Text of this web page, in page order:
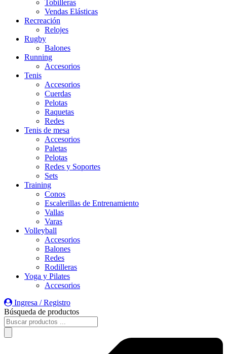
Tobilleras
Vendas Elásticas
Recreación
Relojes
Rugby
Balones
Running
Accesorios
Tenis
Accesorios
Cuerdas
Pelotas
Raquetas
Redes
Tenis de mesa
Accesorios
Paletas
Pelotas
Redes y Soportes
Sets
Training
Conos
Escalerillas de Entrenamiento
Vallas
Varas
Volleyball
Accesorios
Balones
Redes
Rodilleras
Yoga y Pilates
Accesorios
Ingresa / Registro
Búsqueda de productos